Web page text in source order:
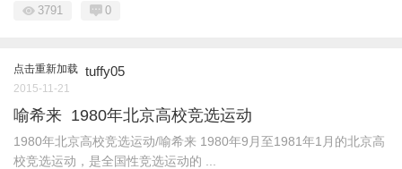
3791 0
点击重新加载 tuffy05
2015-11-21
喻希来 1980年北京高校竞选运动
1980年北京高校竞选运动/喻希来 1980年9月至1981年1月的北京高
校竞选运动，是全国性竞选运动的 ...